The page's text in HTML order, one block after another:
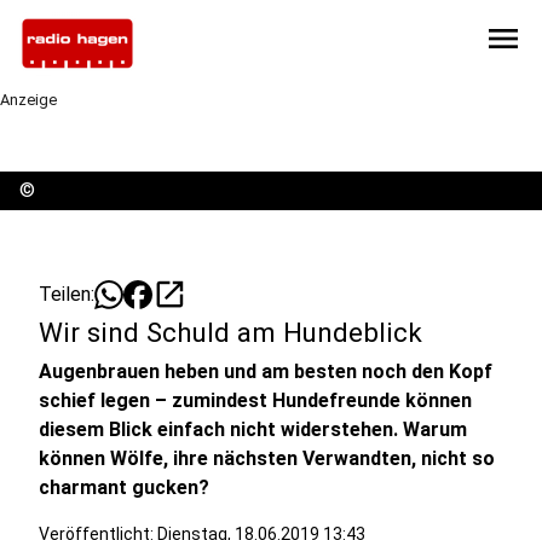
menu
Anzeige
©
Teilen: open_in_new
Wir sind Schuld am Hundeblick
Augenbrauen heben und am besten noch den Kopf
schief legen – zumindest Hundefreunde können
diesem Blick einfach nicht widerstehen. Warum
können Wölfe, ihre nächsten Verwandten, nicht so
charmant gucken?
Veröffentlicht: Dienstag, 18.06.2019 13:43